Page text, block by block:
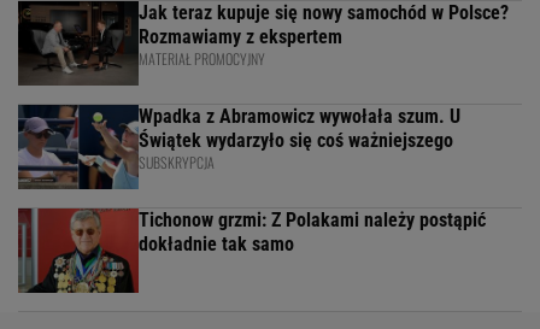
Jak teraz kupuje się nowy samochód w Polsce?
Rozmawiamy z ekspertem
MATERIAŁ PROMOCYJNY
Wpadka z Abramowicz wywołała szum. U
Świątek wydarzyło się coś ważniejszego
SUBSKRYPCJA
Tichonow grzmi: Z Polakami należy postąpić
dokładnie tak samo